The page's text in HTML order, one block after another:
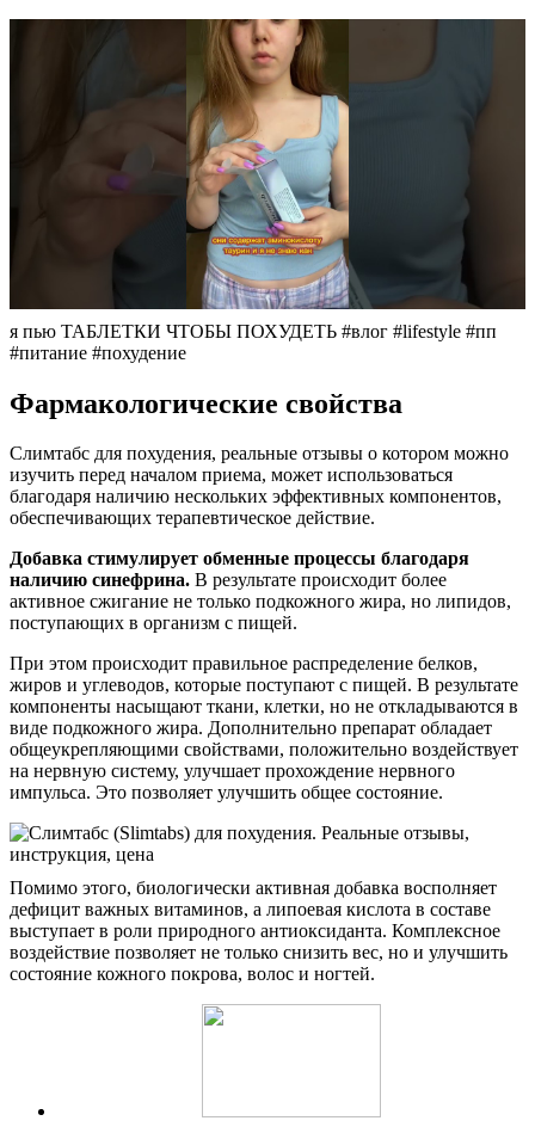
я пью ТАБЛЕТКИ ЧТОБЫ ПОХУДЕТЬ #влог #lifestyle #пп
#питание #похудение
Фармакологические свойства
Слимтабс для похудения, реальные отзывы о котором можно
изучить перед началом приема, может использоваться
благодаря наличию нескольких эффективных компонентов,
обеспечивающих терапевтическое действие.
Добавка стимулирует обменные процессы благодаря
наличию синефрина. В результате происходит более
активное сжигание не только подкожного жира, но липидов,
поступающих в организм с пищей.
При этом происходит правильное распределение белков,
жиров и углеводов, которые поступают с пищей. В результате
компоненты насыщают ткани, клетки, но не откладываются в
виде подкожного жира. Дополнительно препарат обладает
общеукрепляющими свойствами, положительно воздействует
на нервную систему, улучшает прохождение нервного
импульса. Это позволяет улучшить общее состояние.
Помимо этого, биологически активная добавка восполняет
дефицит важных витаминов, а липоевая кислота в составе
выступает в роли природного антиоксиданта. Комплексное
воздействие позволяет не только снизить вес, но и улучшить
состояние кожного покрова, волос и ногтей.